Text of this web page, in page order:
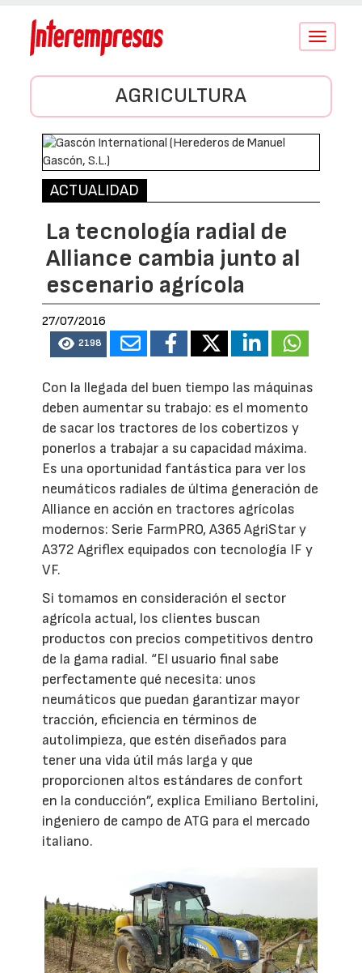
Conmutar
AGRICULTURA
ACTUALIDAD
La tecnología radial de
Alliance cambia junto al
escenario agrícola
27/07/2016
2198
Con la llegada del buen tiempo las máquinas
deben aumentar su trabajo: es el momento
de sacar los tractores de los cobertizos y
ponerlos a trabajar a su capacidad máxima.
Es una oportunidad fantástica para ver los
neumáticos radiales de última generación de
Alliance en acción en tractores agrícolas
modernos: Serie FarmPRO, A365 AgriStar y
A372 Agriflex equipados con tecnología IF y
VF.
Si tomamos en consideración el sector
agrícola actual, los clientes buscan
productos con precios competitivos dentro
de la gama radial. “El usuario final sabe
perfectamente qué necesita: unos
neumáticos que puedan garantizar mayor
tracción, eficiencia en términos de
autolimpieza, que estén diseñados para
tener una vida útil más larga y que
proporcionen altos estándares de confort
en la conducción”, explica Emiliano Bertolini,
ingeniero de campo de ATG para el mercado
italiano.